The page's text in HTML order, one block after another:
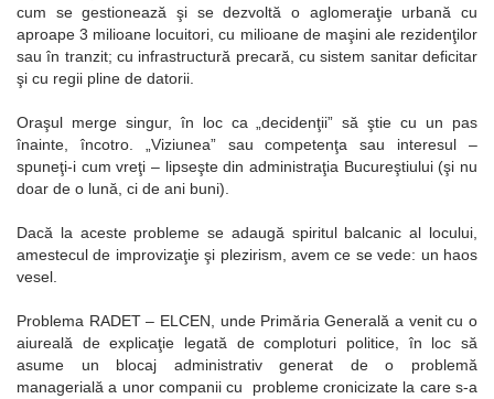
cum se gestionează şi se dezvoltă o aglomeraţie urbană cu
aproape 3 milioane locuitori, cu milioane de maşini ale rezidenţilor
sau în tranzit; cu infrastructură precară, cu sistem sanitar deficitar
şi cu regii pline de datorii.
Oraşul merge singur, în loc ca „decidenţii” să ştie cu un pas
înainte, încotro. „Viziunea” sau competenţa sau interesul –
spuneţi-i cum vreţi – lipseşte din administraţia Bucureştiului (şi nu
doar de o lună, ci de ani buni).
Dacă la aceste probleme se adaugă spiritul balcanic al locului,
amestecul de improvizaţie şi plezirism, avem ce se vede: un haos
vesel.
Problema RADET – ELCEN, unde Primăria Generală a venit cu o
aiureală de explicaţie legată de comploturi politice, în loc să
asume un blocaj administrativ generat de o problemă
managerială a unor companii cu probleme cronicizate la care s-a